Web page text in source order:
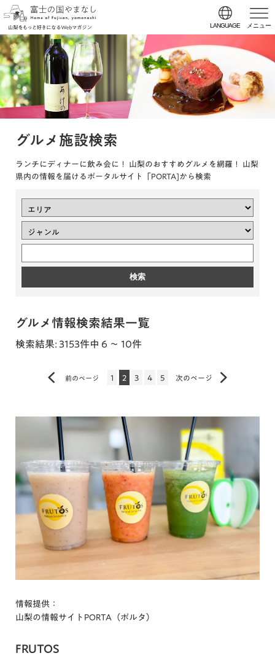
LANGUAGE メニュー
グルメ施設検索
ランチにディナーに飲み会に！ 山梨のおすすめグルメを網羅！ 山梨
県内の情報を届けるポータルサイト「PORTA]から検索
グルメ情報検索結果一覧
検索結果: 3153件中 6 ～ 10件
前のページ 1 2 3 4 5 次のページ
情報提供：
山梨の情報サイトPORTA（ポルタ）
FRUTOS